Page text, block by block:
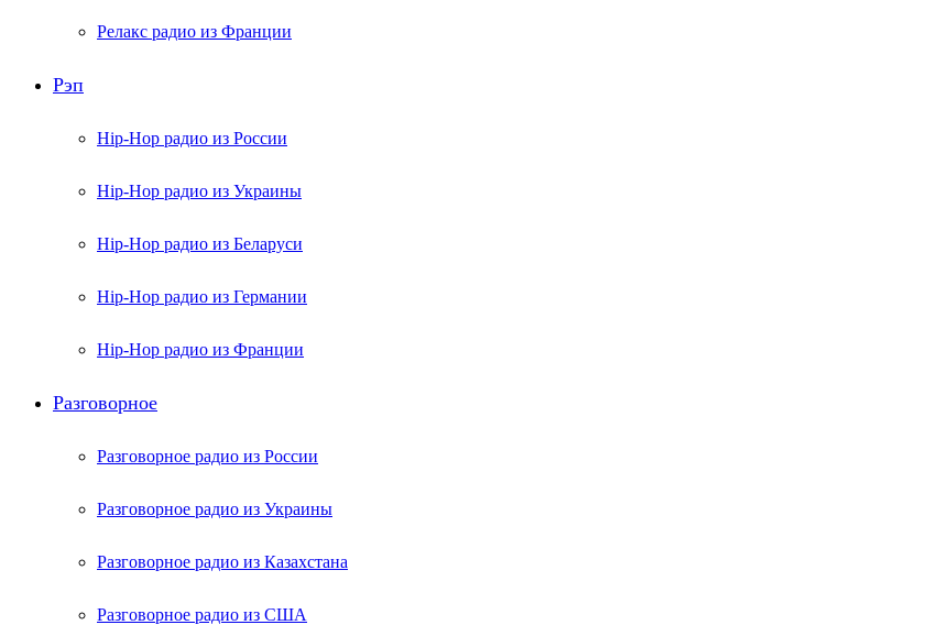
Релакс радио из Франции
Рэп
Hip-Hop радио из России
Hip-Hop радио из Украины
Hip-Hop радио из Беларуси
Hip-Hop радио из Германии
Hip-Hop радио из Франции
Разговорное
Разговорное радио из России
Разговорное радио из Украины
Разговорное радио из Казахстана
Разговорное радио из США